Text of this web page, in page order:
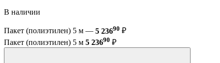
В наличии
Пакет (полиэтилен) 5 м — 5 23690 ₽
Пакет (полиэтилен) 5 м 5 23690 ₽